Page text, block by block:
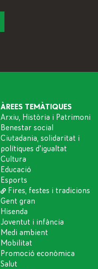
ÀREES TEMÀTIQUES
Arxiu, Història i Patrimoni
Benestar social
Ciutadania, solidaritat i
polítiques d'igualtat
Cultura
Educació
Esports
Fires, festes i tradicions
Gent gran
Hisenda
Joventut i infància
Medi ambient
Mobilitat
Promoció econòmica
Salut